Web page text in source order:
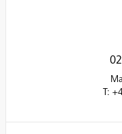
T: